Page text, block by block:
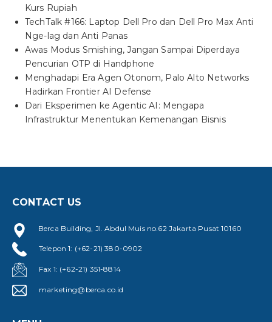
Kurs Rupiah
TechTalk #166: Laptop Dell Pro dan Dell Pro Max Anti
Nge-lag dan Anti Panas
Awas Modus Smishing, Jangan Sampai Diperdaya
Pencurian OTP di Handphone
Menghadapi Era Agen Otonom, Palo Alto Networks
Hadirkan Frontier AI Defense
Dari Eksperimen ke Agentic AI: Mengapa
Infrastruktur Menentukan Kemenangan Bisnis
CONTACT US
Berca Building, Jl. Abdul Muis no.62 Jakarta Pusat 10160
Telepon 1: (+62-21) 380-0902
Fax 1: (+62-21) 351-8814
marketing@berca.co.id